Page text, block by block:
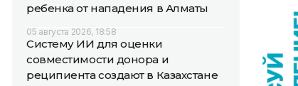
ребенка от нападения в Алматы
05 августа 2026, 18:58
Систему ИИ для оценки
совместимости донора и
реципиента создают в Казахстане